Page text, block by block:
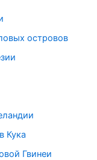
островов
Кука
Гвинеи